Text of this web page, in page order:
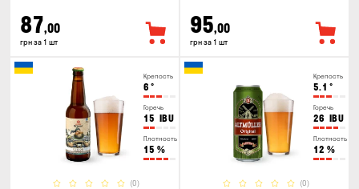
87,00
грн за 1 шт
95,00
грн за 1 шт
Крепость
6 °
Горечь
15 IBU
Плотность
15 %
(0)
Крепость
5.1 °
Горечь
26 IBU
Плотность
12 %
(0)